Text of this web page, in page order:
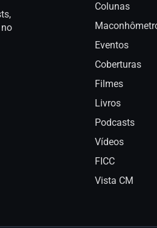
Colunas
Eventos
Coberturas
Filmes
Livros
Podcasts
Vídeos
FICC
Vista CM